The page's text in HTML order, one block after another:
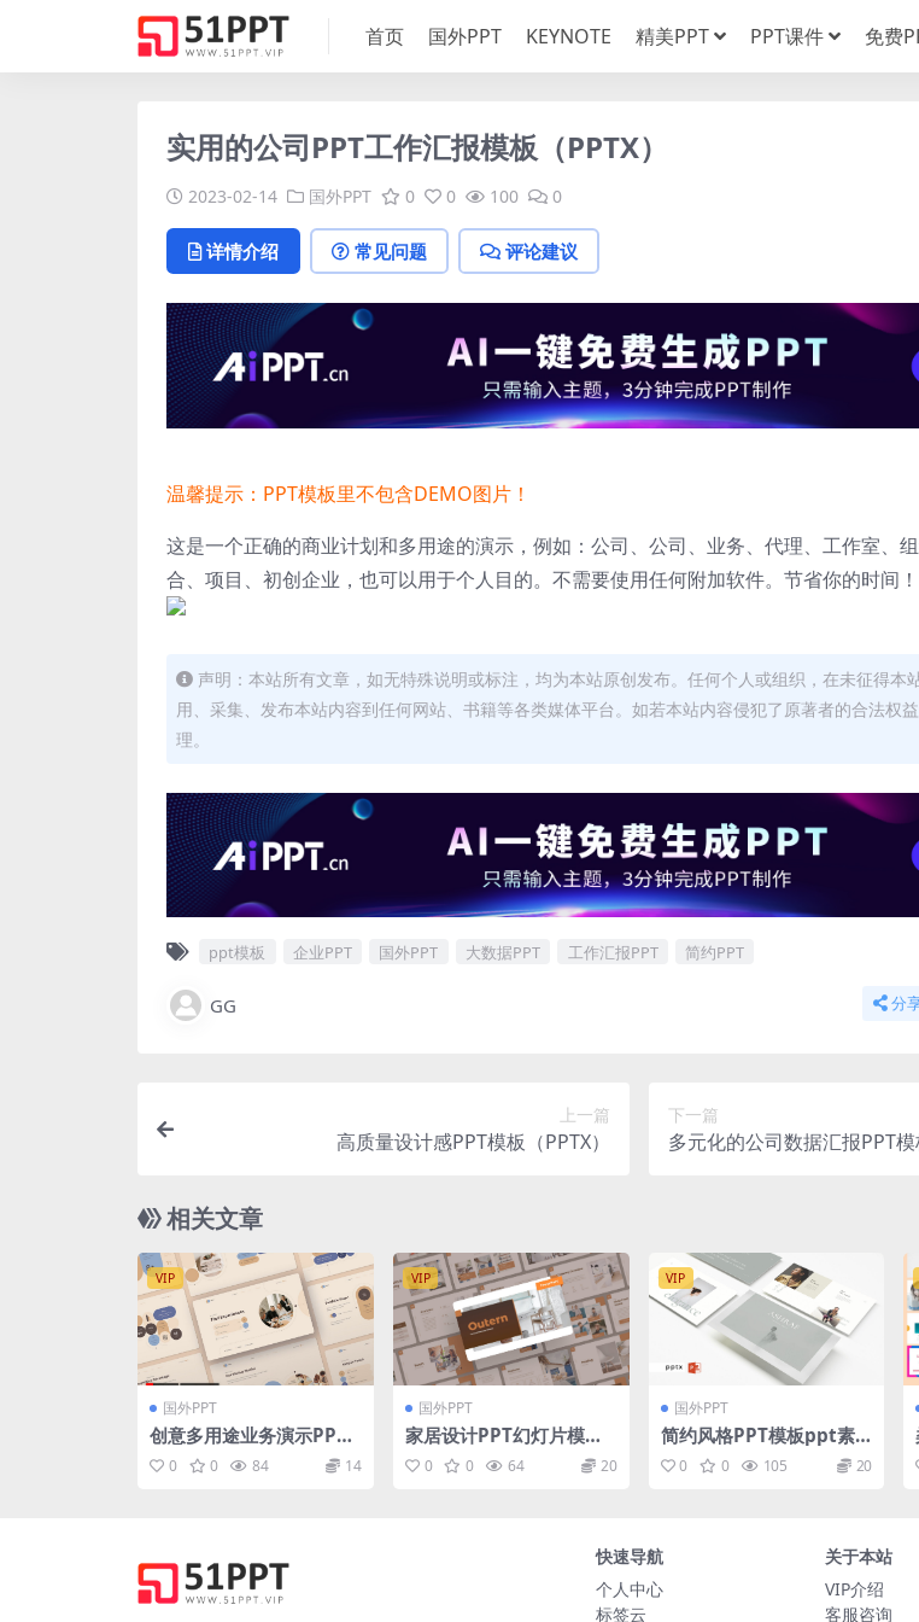
首页 国外PPT KEYNOTE 精美PPT PPT课件 免费
实用的公司PPT工作汇报模板（PPTX）
2023-02-14 国外PPT 0 0 100 0
详情介绍 常见问题 评论建议
温馨提示：PPT模板里不包含DEMO图片！
这是一个正确的商业计划和多用途的演示，例如：公司、公司、业务、代理、工作室、
合、项目、初创企业，也可以用于个人目的。不需要使用任何附加软件。节省你的时间！
声明：本站所有文章，如无特殊说明或标注，均为本站原创发布。任何个人或组织，在未征得本
用、采集、发布本站内容到任何网站、书籍等各类媒体平台。如若本站内容侵犯了原著者的合法权
理。
ppt模板 企业PPT 国外PPT 大数据PPT 工作汇报PPT 简约PPT
GG 分
上一篇
高质量设计感PPT模板（PPTX）
下一篇
多元化的公司数据汇报PPT模
相关文章
VIP
国外PPT
创意多用途业务演示PPT
素材 Orbid – Elevator P
itch PowerPoint
0 0 84 14
VIP
国外PPT
家居设计PPT幻灯片模板
下载 Outern – Furnitur
e PowerPoint Presenta
0 0 64 20
VIP
国外PPT
简约风格PPT模板ppt素
材简洁的ppt模板
0 0 105 20
快速导航
个人中心
标签云
关于本站
VIP介绍
客服咨询